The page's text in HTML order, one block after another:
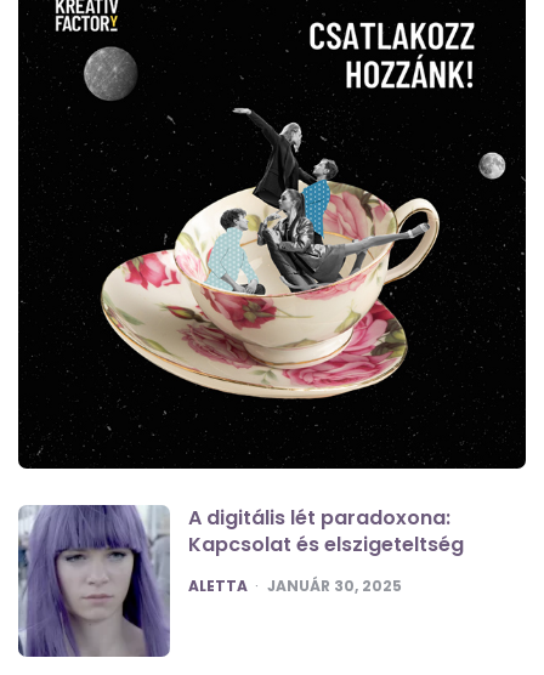
A digitális lét paradoxona:
Kapcsolat és elszigeteltség
POSTED
ALETTA JANUÁR 30, 2025